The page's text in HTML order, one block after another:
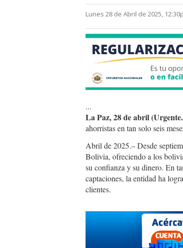
Lunes 28 de Abril de 2025,
...
La Paz, 28 de abril
ahorristas en tan solo seis
Abril de 2025.– Desde
Bolivia, ofreciendo a los
su confianza y su dinero. En
captaciones, la entidad ha
clientes.